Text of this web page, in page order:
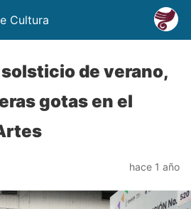
Cultura
de verano,
gotas en el
hace 1 año